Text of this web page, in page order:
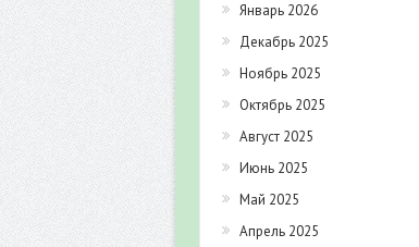
Январь 2026
Декабрь 2025
Ноябрь 2025
Октябрь 2025
Август 2025
Июнь 2025
Май 2025
Апрель 2025